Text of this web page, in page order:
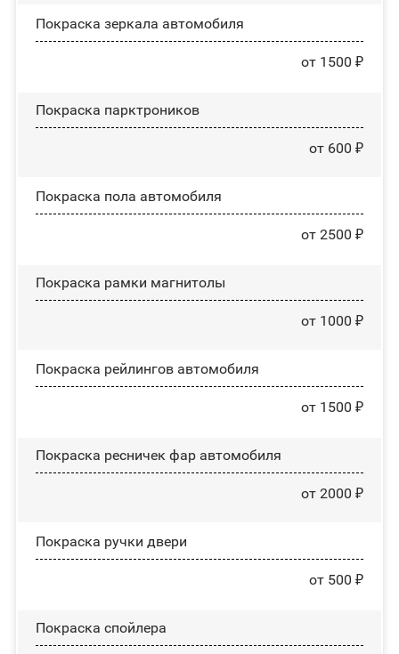
Покраска зеркала автомобиля
от 1500 ₽
Покраска парктроников
от 600 ₽
Покраска пола автомобиля
от 2500 ₽
Покраска рамки магнитолы
от 1000 ₽
Покраска рейлингов автомобиля
от 1500 ₽
Покраска ресничек фар автомобиля
от 2000 ₽
Покраска ручки двери
от 500 ₽
Покраска спойлера